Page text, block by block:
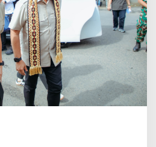
D
a
m
p
i
n
g
M
e